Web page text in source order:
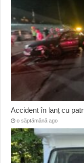
Accident în lanț cu
o săptămână ago